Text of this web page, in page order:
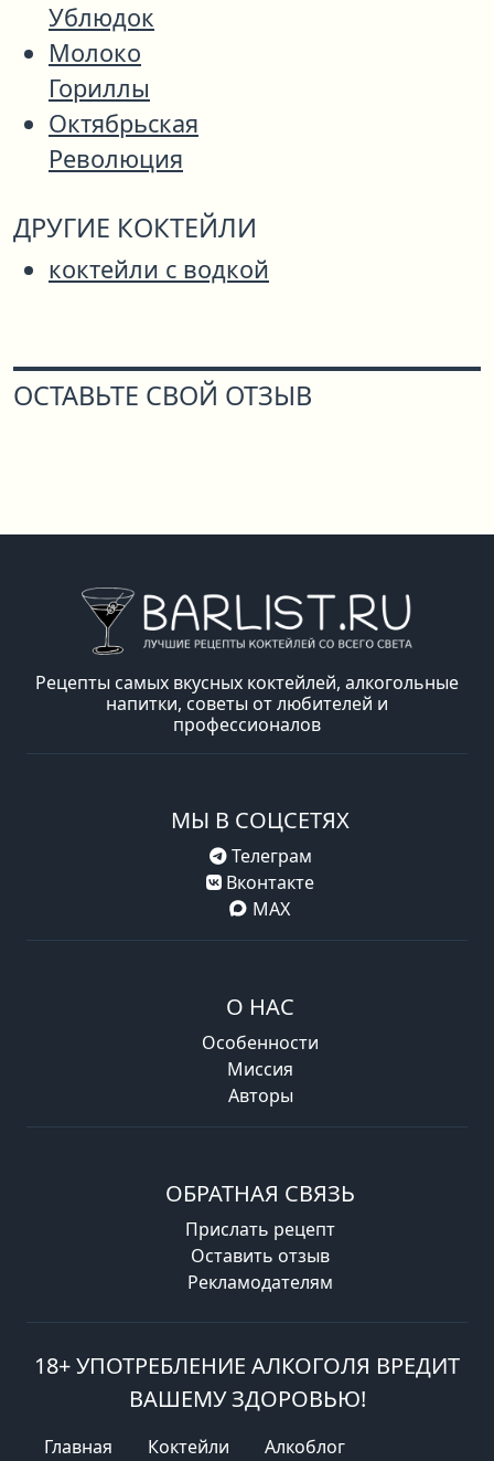
Ублюдок
Молоко
Гориллы
Октябрьская
Революция
ДРУГИЕ КОКТЕЙЛИ
коктейли с водкой
ОСТАВЬТЕ СВОЙ ОТЗЫВ
Рецепты самых вкусных коктейлей, алкогольные
напитки, советы от любителей и
профессионалов
МЫ В СОЦСЕТЯХ
Телеграм
Вконтакте
MAX
О НАС
Особенности
Миссия
Авторы
ОБРАТНАЯ СВЯЗЬ
Прислать рецепт
Оставить отзыв
Рекламодателям
18+ УПОТРЕБЛЕНИЕ АЛКОГОЛЯ ВРЕДИТ
ВАШЕМУ ЗДОРОВЬЮ!
Главная Коктейли Алкоблог